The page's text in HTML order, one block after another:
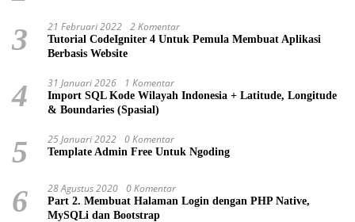
3 21 Februari 2022 2 Komentar
Tutorial CodeIgniter 4 Untuk Pemula Membuat Aplikasi
Berbasis Website
4 31 Januari 2026 1 Komentar
Import SQL Kode Wilayah Indonesia + Latitude, Longitude
& Boundaries (Spasial)
5 25 Januari 2022 0 Komentar
Template Admin Free Untuk Ngoding
6 28 Agustus 2020 0 Komentar
Part 2. Membuat Halaman Login dengan PHP Native,
MySQLi dan Bootstrap